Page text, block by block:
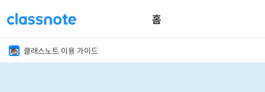
홈
클래스노트 이용 가이드
이용 꿀팁